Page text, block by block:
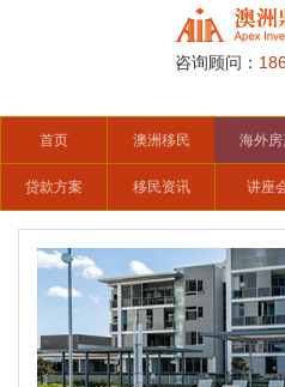
咨询顾问：
首页 澳洲移民 海外
贷款方案 移民资讯 讲座